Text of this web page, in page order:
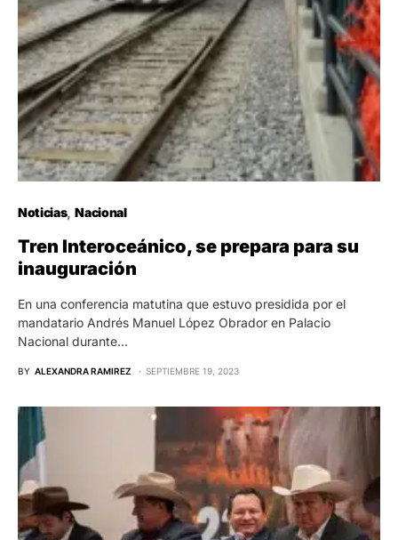
Noticias Nacional
Tren Interoceánico, se prepara para su
inauguración
En una conferencia matutina que estuvo presidida por el
mandatario Andrés Manuel López Obrador en Palacio
Nacional durante…
BY ALEXANDRA RAMIREZ SEPTIEMBRE 19, 2023